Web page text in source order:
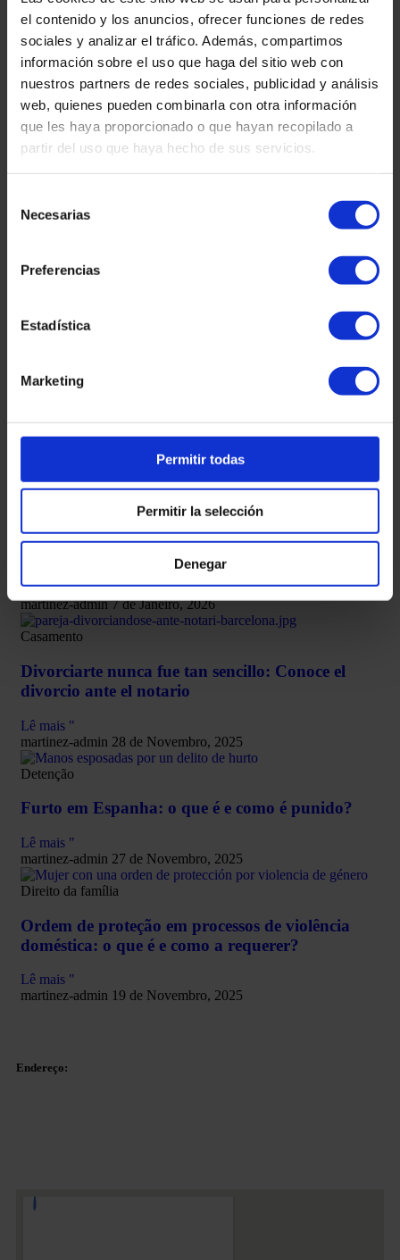
el contenido y los anuncios, ofrecer funciones de redes
sociales y analizar el tráfico. Además, compartimos
información sobre el uso que haga del sitio web con
nuestros partners de redes sociales, publicidad y análisis
web, quienes pueden combinarla con otra información
que les haya proporcionado o que hayan recopilado a
partir del uso que haya hecho de sus servicios.
Necesarias
Preferencias
Estadística
Marketing
Permitir todas
Permitir la selección
Denegar
Fonte de informação e PDF:Nota interna
Diana Caballero
CEO – Sócia fundadora
Martínez & Caballero Abogados
Outras entradas
Regularização extraordinária 2026 em Espanha:
e como se preparar
Declarações de IRS em atraso: o que pode
acontecer e quando é que o Fisco deve pagar
7 de Janeiro, 2026
Tributação e criptomoedas: como as declarar e
evitar problemas fiscais
Lê mais "
martinez-admin7 de Janeiro, 2026
Casamento
Divorciarte nunca fue tan sencillo: Conoce el
divorcio ante el notario
Lê mais "
martinez-admin 28 de Novembro, 2025
Detenção
Furto em Espanha: o que é e como é punido?
Lê mais "
martinez-admin 27 de Novembro, 2025
Direito da família
Ordem de proteção em processos de violência
doméstica: o que é e como a requerer?
Lê mais "
martinez-admin 19 de Novembro, 2025
Endereço: